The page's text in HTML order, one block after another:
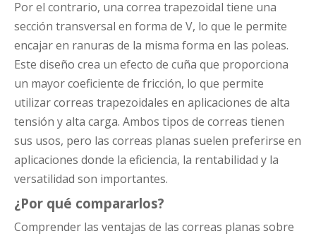
Por el contrario, una correa trapezoidal tiene una
sección transversal en forma de V, lo que le permite
encajar en ranuras de la misma forma en las poleas.
Este diseño crea un efecto de cuña que proporciona
un mayor coeficiente de fricción, lo que permite
utilizar correas trapezoidales en aplicaciones de alta
tensión y alta carga. Ambos tipos de correas tienen
sus usos, pero las correas planas suelen preferirse en
aplicaciones donde la eficiencia, la rentabilidad y la
versatilidad son importantes.
¿Por qué compararlos?
Comprender las ventajas de las correas planas sobre